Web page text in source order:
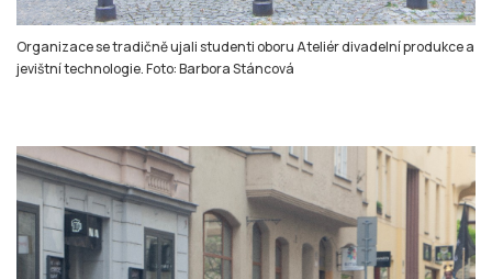
Organizace se tradičně ujali studenti oboru Ateliér divadelní produkce a
jevištní technologie. Foto: Barbora Stáncová